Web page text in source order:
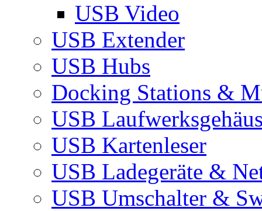
USB Video
USB Extender
USB Hubs
Docking Stations &
USB
USB Kartenleser
USB Ladegeräte &
USB Umschalter &